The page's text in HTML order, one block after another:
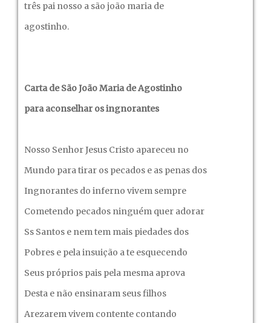
três pai nosso a são joão maria de
agostinho.
Carta de São João Maria de Agostinho
para aconselhar os ingnorantes
Nosso Senhor Jesus Cristo apareceu no
Mundo para tirar os pecados e as penas dos
Ingnorantes do inferno vivem sempre
Cometendo pecados ninguém quer adorar
Ss Santos e nem tem mais piedades dos
Pobres e pela insuição a te esquecendo
Seus próprios pais pela mesma aprova
Desta e não ensinaram seus filhos
Arezarem vivem contente contando